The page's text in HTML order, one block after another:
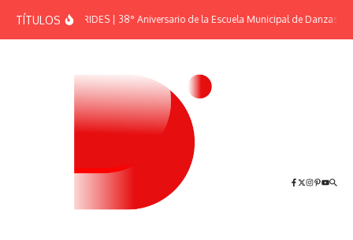
TÍTULOSEFEMÉRIDES | 38° Aniversario de la Escuela Municipal de Danzas “El